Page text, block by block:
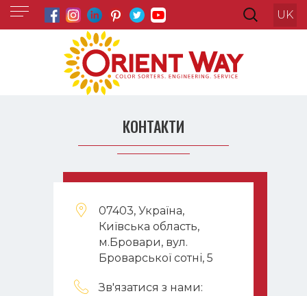
UK
КОНТАКТИ
07403, Україна,
Київська область,
м.Бровари, вул.
Броварської сотні, 5
Зв'язатися з нами: